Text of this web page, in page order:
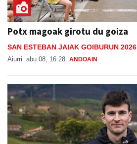
Potx magoak girotu du goiza
SAN ESTEBAN JAIAK GOIBURUN 2026
Aiurri abu 08, 16:28 ANDOAIN